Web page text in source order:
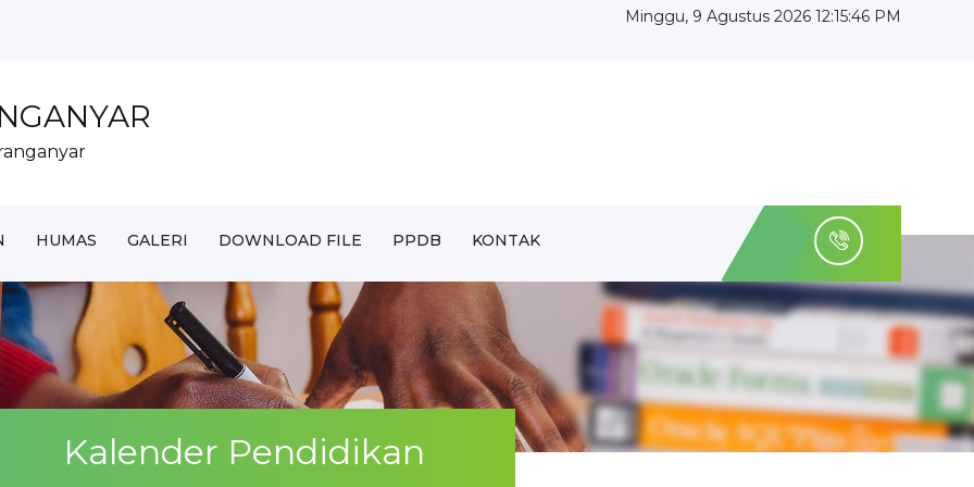
DI MTs N...
tahun...
Tahun 2...
Minggu, 9 Agustus 2026 12:15:47 PM
HUMAS GALERI DOWNLOAD FILE PPDB KONTAK
Kalender Pendidikan